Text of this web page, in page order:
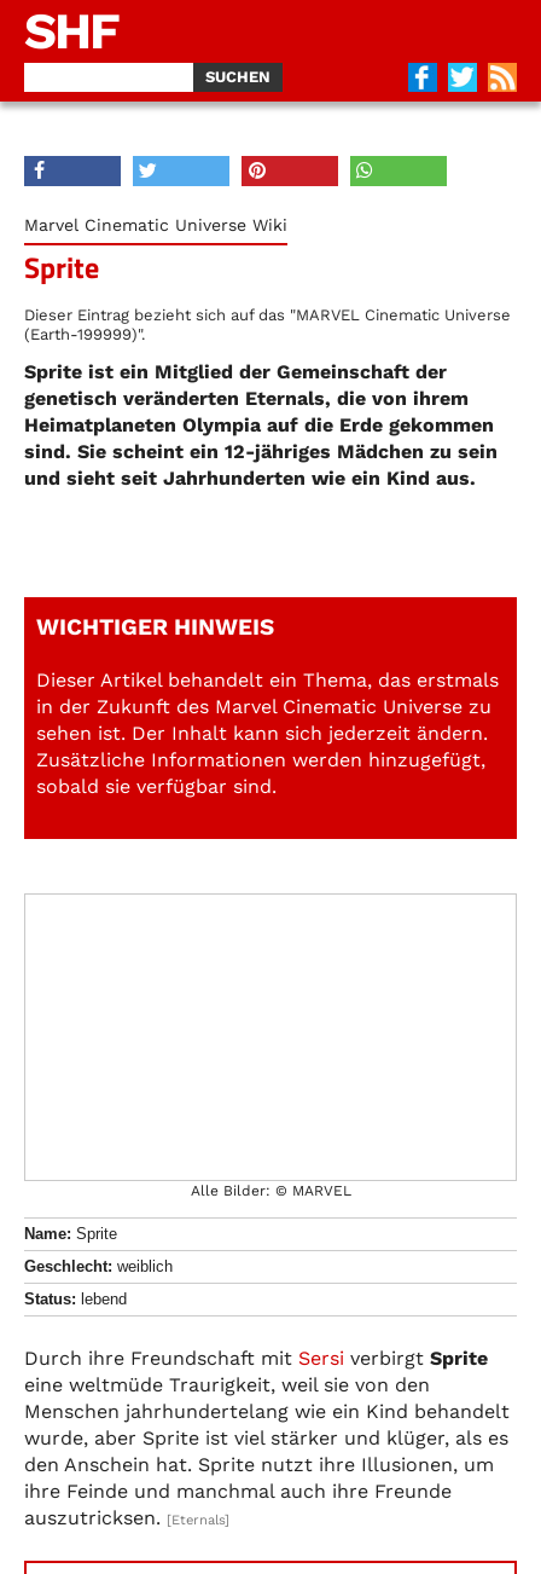
SHF
Marvel Cinematic Universe Wiki
Sprite
Dieser Eintrag bezieht sich auf das "MARVEL Cinematic Universe
(Earth-199999)".
Sprite ist ein Mitglied der Gemeinschaft der
genetisch veränderten Eternals, die von ihrem
Heimatplaneten Olympia auf die Erde gekommen
sind. Sie scheint ein 12-jähriges Mädchen zu sein
und sieht seit Jahrhunderten wie ein Kind aus.
WICHTIGER HINWEIS
Dieser Artikel behandelt ein Thema, das erstmals
in der Zukunft des Marvel Cinematic Universe zu
sehen ist. Der Inhalt kann sich jederzeit ändern.
Zusätzliche Informationen werden hinzugefügt,
sobald sie verfügbar sind.
Alle Bilder: © MARVEL
Name: Sprite
Geschlecht: weiblich
Status: lebend
Durch ihre Freundschaft mit Sersi verbirgt Sprite
eine weltmüde Traurigkeit, weil sie von den
Menschen jahrhundertelang wie ein Kind behandelt
wurde, aber Sprite ist viel stärker und klüger, als es
den Anschein hat. Sprite nutzt ihre Illusionen, um
ihre Feinde und manchmal auch ihre Freunde
auszutricksen. [Eternals]